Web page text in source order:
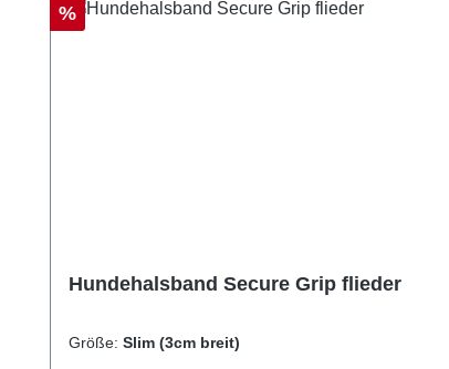
Rabatt
%
Hundehalsband Secure Grip flieder
Größe: Slim (3cm breit)